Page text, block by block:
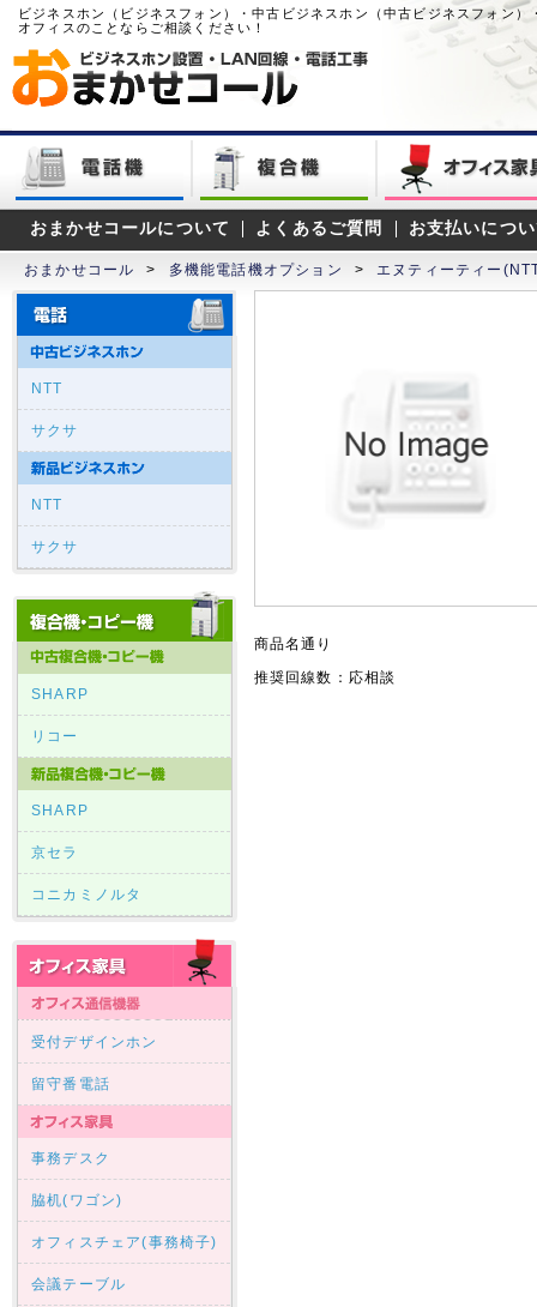
ビジネスホン（ビジネスフォン）・中古ビジネスホン（中古ビジネスフォン
オフィスのことならご相談ください！
おまかせコールについて よくあるご質問 お支払いにつ
おまかせコール > 多機能電話機オプション > エヌティーティー
NTT
サクサ
NTT
サクサ
SHARP
リコー
SHARP
京セラ
コニカミノルタ
受付デザインホン
留守番電話
事務デスク
脇机(ワゴン)
オフィスチェア(事務椅子)
会議テーブル
商品名通り
推奨回線数：応相談